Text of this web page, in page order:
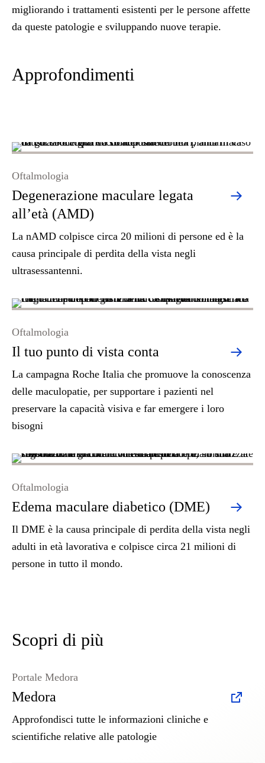
migliorando i trattamenti esistenti per le persone affette
da queste patologie e sviluppando nuove terapie.
Approfondimenti
Degenerazione maculare legata
all’età (AMD)
Oftalmologia
La nAMD colpisce circa 20 milioni di persone ed è la
causa principale di perdita della vista negli
ultrasessantenni.
Il tuo punto di vista conta
Oftalmologia
La campagna Roche Italia che promuove la conoscenza
delle maculopatie, per supportare i pazienti nel
preservare la capacità visiva e far emergere i loro
bisogni
Edema maculare diabetico (DME)
Oftalmologia
Il DME è la causa principale di perdita della vista negli
adulti in età lavorativa e colpisce circa 21 milioni di
persone in tutto il mondo.
Scopri di più
Medora
Portale Medora
Approfondisci tutte le informazioni cliniche e
scientifiche relative alle patologie